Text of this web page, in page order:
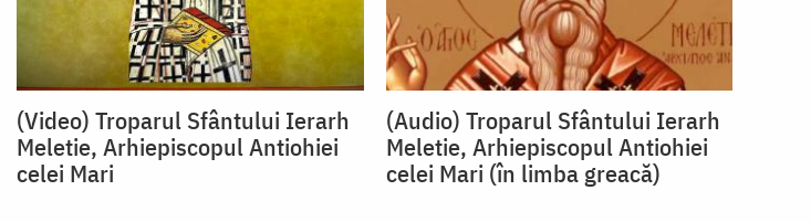
(Video) Troparul Sfântului Ierarh
Meletie, Arhiepiscopul Antiohiei
celei Mari
(Audio) Troparul Sfântului Ierarh
Meletie, Arhiepiscopul Antiohiei
celei Mari (în limba greacă)